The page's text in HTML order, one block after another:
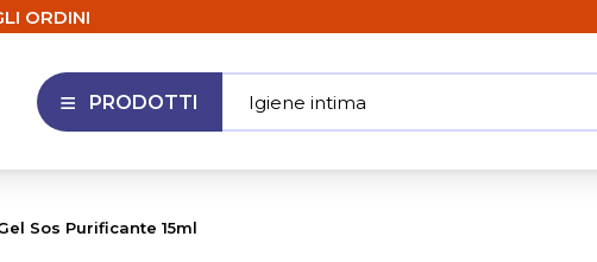
ORDINI
APRI MENU
PRODOTTI Igiene in|
Sos Purificante 15ml